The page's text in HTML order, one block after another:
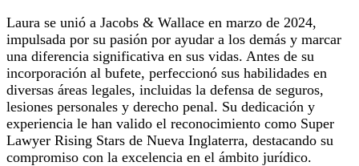
Laura se unió a Jacobs & Wallace en marzo de 2024,
impulsada por su pasión por ayudar a los demás y marcar
una diferencia significativa en sus vidas. Antes de su
incorporación al bufete, perfeccionó sus habilidades en
diversas áreas legales, incluidas la defensa de seguros,
lesiones personales y derecho penal. Su dedicación y
experiencia le han valido el reconocimiento como Super
Lawyer Rising Stars de Nueva Inglaterra, destacando su
compromiso con la excelencia en el ámbito jurídico.